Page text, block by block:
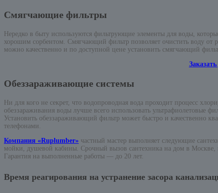
Смягчающие фильтры
Нередко в быту используются фильтрующие элементы для воды,
хорошим сорбентом. Смягчающий фильтр позволяет очистить воду от
можно качественно и по доступной цене установить смягчающий
Обеззараживающие системы
Ни для кого не секрет, что водопроводная вода проходит процесс
обеззараживания воды лучше всего использовать ультрафиолетовые
Установить обеззараживающий фильтр может быстро и качественно
телефонами.
Компания «Ruplumber» частный мастер выполняет следующие
мойки, душевой кабины. Срочный вызов сантехника на дом в Москве,
Гарантия на выполненные работы — до 20 лет.
Время реагирования на устранение засора